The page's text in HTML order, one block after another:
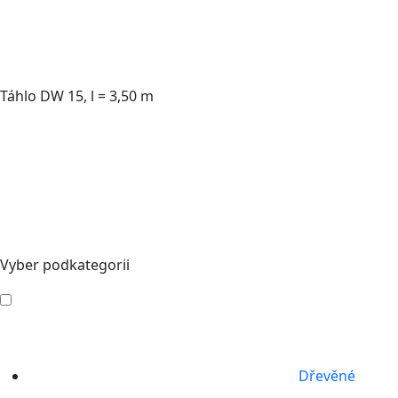
Táhlo DW 15, l = 3,50 m
Vyber podkategorii
Dřevěné